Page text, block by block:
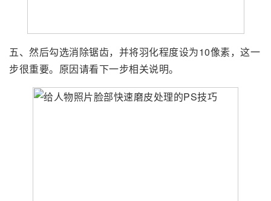
五、然后勾选消除锯齿，并将羽化程度设为10像素，这一
步很重要。原因请看下一步相关说明。